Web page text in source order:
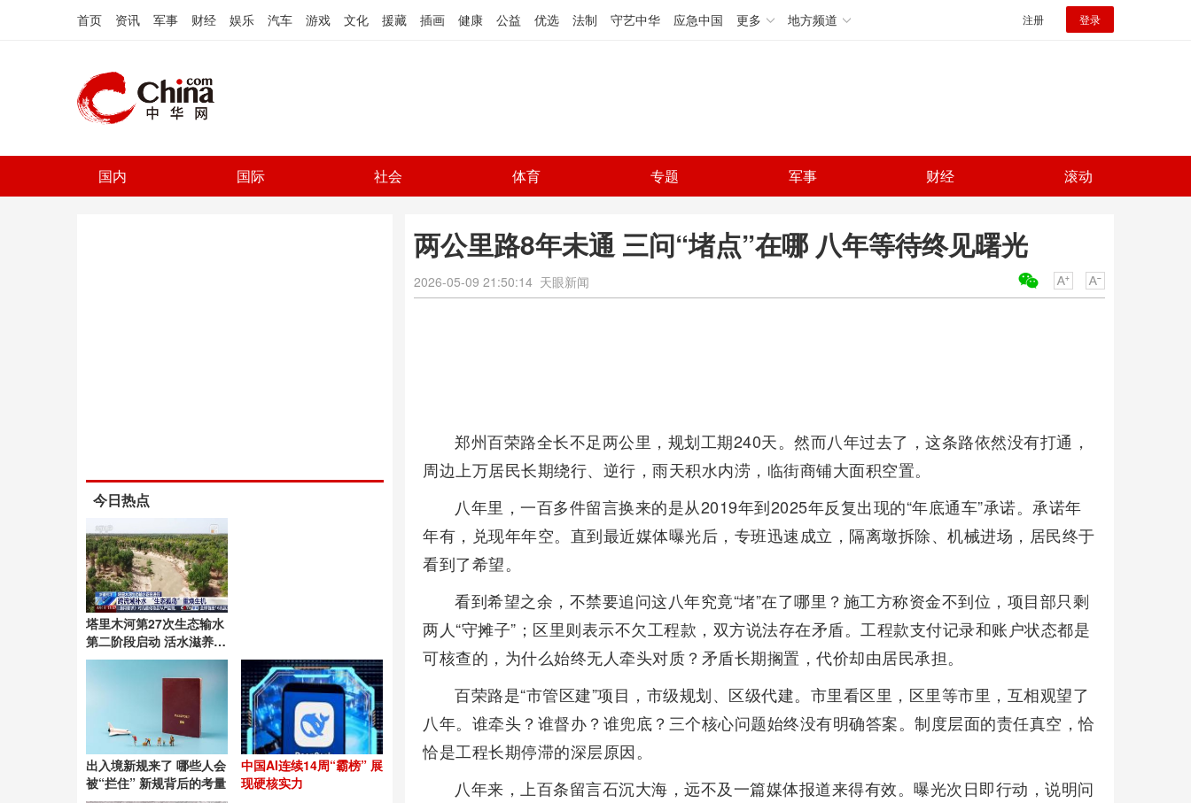
首页 资讯 军事 财经 娱乐 汽车 游戏 文化 援藏 插画 健康 公益 优选 法制 守艺中华 应急中国 更多 地方频道 注册 登录
国内 国际 社会 体育 专题 军事 财经 滚动
两公里路8年未通 三问“堵点”在哪 八年等待终见曙光
2026-05-09 21:50:14 天眼新闻
郑州百荣路全长不足两公里，规划工期240天。然而八年过去了，这条路依然没有打通，
周边上万居民长期绕行、逆行，雨天积水内涝，临街商铺大面积空置。
八年里，一百多件留言换来的是从2019年到2025年反复出现的“年底通车”承诺。承诺年
年有，兑现年年空。直到最近媒体曝光后，专班迅速成立，隔离墩拆除、机械进场，居民终于
看到了希望。
看到希望之余，不禁要追问这八年究竟“堵”在了哪里？施工方称资金不到位，项目部只剩
两人“守摊子”；区里则表示不欠工程款，双方说法存在矛盾。工程款支付记录和账户状态都是
可核查的，为什么始终无人牵头对质？矛盾长期搁置，代价却由居民承担。
百荣路是“市管区建”项目，市级规划、区级代建。市里看区里，区里等市里，互相观望了
八年。谁牵头？谁督办？谁兜底？三个核心问题始终没有明确答案。制度层面的责任真空，恰
恰是工程长期停滞的深层原因。
八年来，上百条留言石沉大海，远不及一篇媒体报道来得有效。曝光次日即行动，说明问
今日热点
塔里木河第27次生态输水
第二阶段启动 活水滋养绿
洲
出入境新规来了 哪些人会
被“拦住” 新规背后的考量
中国AI连续14周“霸榜” 展
现硬核实力